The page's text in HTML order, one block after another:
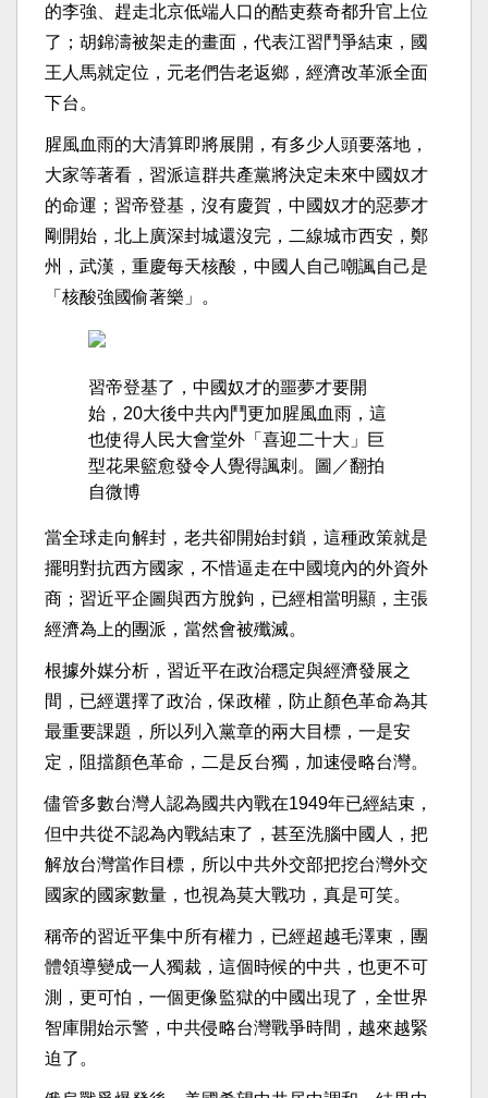
的李強、趕走北京低端人口的酷吏蔡奇都升官上位
了；胡錦濤被架走的畫面，代表江習鬥爭結束，國
王人馬就定位，元老們告老返鄉，經濟改革派全面
下台。
腥風血雨的大清算即將展開，有多少人頭要落地，
大家等著看，習派這群共產黨將決定未來中國奴才
的命運；習帝登基，沒有慶賀，中國奴才的惡夢才
剛開始，北上廣深封城還沒完，二線城市西安，鄭
州，武漢，重慶每天核酸，中國人自己嘲諷自己是
「核酸強國偷著樂」。
習帝登基了，中國奴才的噩夢才要開
始，20大後中共內鬥更加腥風血雨，這
也使得人民大會堂外「喜迎二十大」巨
型花果籃愈發令人覺得諷刺。圖／翻拍
自微博
當全球走向解封，老共卻開始封鎖，這種政策就是
擺明對抗西方國家，不惜逼走在中國境內的外資外
商；習近平企圖與西方脫鉤，已經相當明顯，主張
經濟為上的團派，當然會被殲滅。
根據外媒分析，習近平在政治穩定與經濟發展之
間，已經選擇了政治，保政權，防止顏色革命為其
最重要課題，所以列入黨章的兩大目標，一是安
定，阻擋顏色革命，二是反台獨，加速侵略台灣。
儘管多數台灣人認為國共內戰在1949年已經結束，
但中共從不認為內戰結束了，甚至洗腦中國人，把
解放台灣當作目標，所以中共外交部把挖台灣外交
國家的國家數量，也視為莫大戰功，真是可笑。
稱帝的習近平集中所有權力，已經超越毛澤東，團
體領導變成一人獨裁，這個時候的中共，也更不可
測，更可怕，一個更像監獄的中國出現了，全世界
智庫開始示警，中共侵略台灣戰爭時間，越來越緊
迫了。